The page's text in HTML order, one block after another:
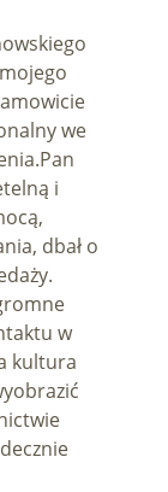
we
i
dbał o
w
kultura